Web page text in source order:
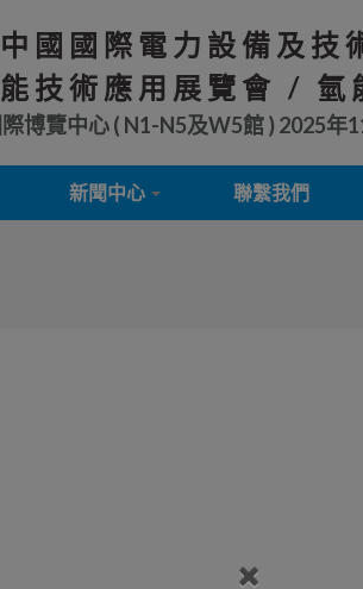
國國際電力設備及技
技術應用展覽會 / 氫
際博覽中心 ( N1-N5及W5館 ) 2025年
新聞中心 聯繫我們